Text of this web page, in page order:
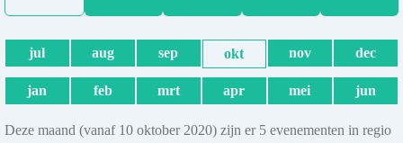
jul aug sep okt nov dec
jan feb mrt apr mei jun
Deze maand (vanaf 10 oktober 2020) zijn er 5 evenementen in regio